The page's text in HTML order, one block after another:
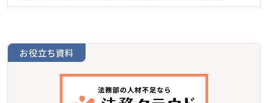
お役立ち資料